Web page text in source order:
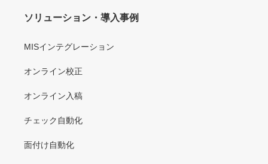
ソリューション・導入事例
MISインテグレーション
オンライン校正
オンライン入稿
チェック自動化
面付け自動化